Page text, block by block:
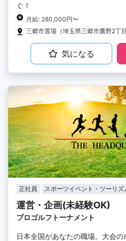
ぐ！
月給: 280,000円〜
三郷市置場（埼玉県三郷市鷹野2丁
気になる
正社員 スポーツイベント・ツーリズ
運営・企画(未経験OK)
プロゴルフトーナメント
日本全国があなたの職場。大会の